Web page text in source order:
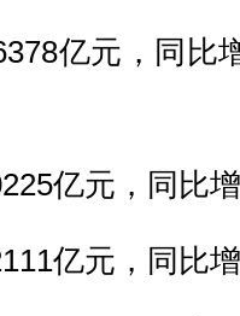
亿元，同比
亿元，同比
亿元，同比增